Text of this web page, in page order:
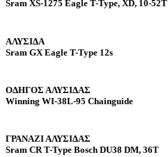
Sram XS-1275 Eagle T-Type, XD, 10-52T
ΑΛΥΣΙΔΑ
Sram GX Eagle T-Type 12s
ΟΔΗΓΟΣ ΑΛΥΣΙΔΑΣ
Winning WI-38L-95 Chainguide
ΓΡΑΝΑΖΙ ΑΛΥΣΙΔΑΣ
Sram CR T-Type Bosch DU38 DM, 36T